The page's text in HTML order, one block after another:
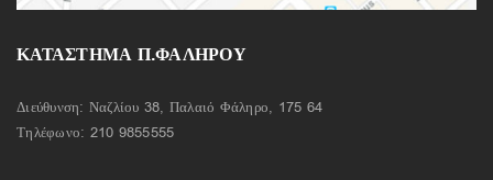
ΚΑΤΑΣΤΗΜΑ Π.ΦΑΛΗΡΟΥ
Διεύθυνση: Ναζλίου 38, Παλαιό Φάληρο, 175 64
Τηλέφωνο: 210 9855555